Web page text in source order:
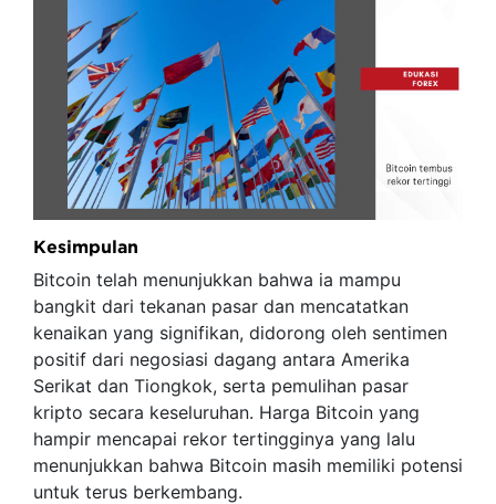
Kesimpulan
Bitcoin telah menunjukkan bahwa ia mampu
bangkit dari tekanan pasar dan mencatatkan
kenaikan yang signifikan, didorong oleh sentimen
positif dari negosiasi dagang antara Amerika
Serikat dan Tiongkok, serta pemulihan pasar
kripto secara keseluruhan. Harga Bitcoin yang
hampir mencapai rekor tertingginya yang lalu
menunjukkan bahwa Bitcoin masih memiliki potensi
untuk terus berkembang.